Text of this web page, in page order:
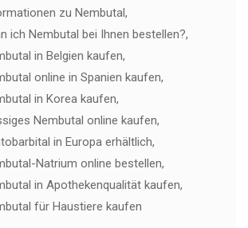
zu Nembutal,
ich Nembutal bei Ihnen bestellen?,
in Belgien kaufen,
online in Spanien kaufen,
in Korea kaufen,
Nembutal online kaufen,
in Europa erhältlich,
Natrium online bestellen,
in Apothekenqualität kaufen,
für Haustiere kaufen